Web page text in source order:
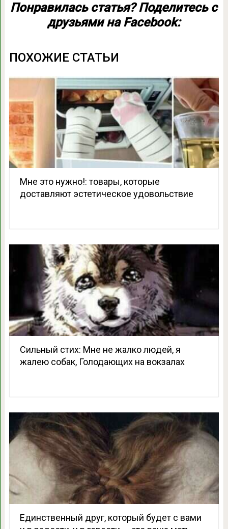
Понравилась статья? Поделитесь с
друзьями на Facebook:
ПОХОЖИЕ СТАТЬИ
Мне это нужно!: товары, которые
доставляют эстетическое удовольствие
Сильный стих: Мне не жалко людей, я
жалею собак, Голодающих на вокзалах
Единственный друг, который будет c вами